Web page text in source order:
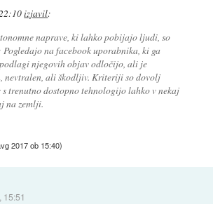
izjavil:
naprave, ki lahko pobijajo ljudi, so
na facebook uporabnika, ki ga
njegovih objav odločijo, ali je
nevtralen, ali škodljiv. Kriteriji so dovolj
s trenutno dostopno tehnologijo lahko v nekaj
na zemlji.
2017 ob 15:40)
15:51